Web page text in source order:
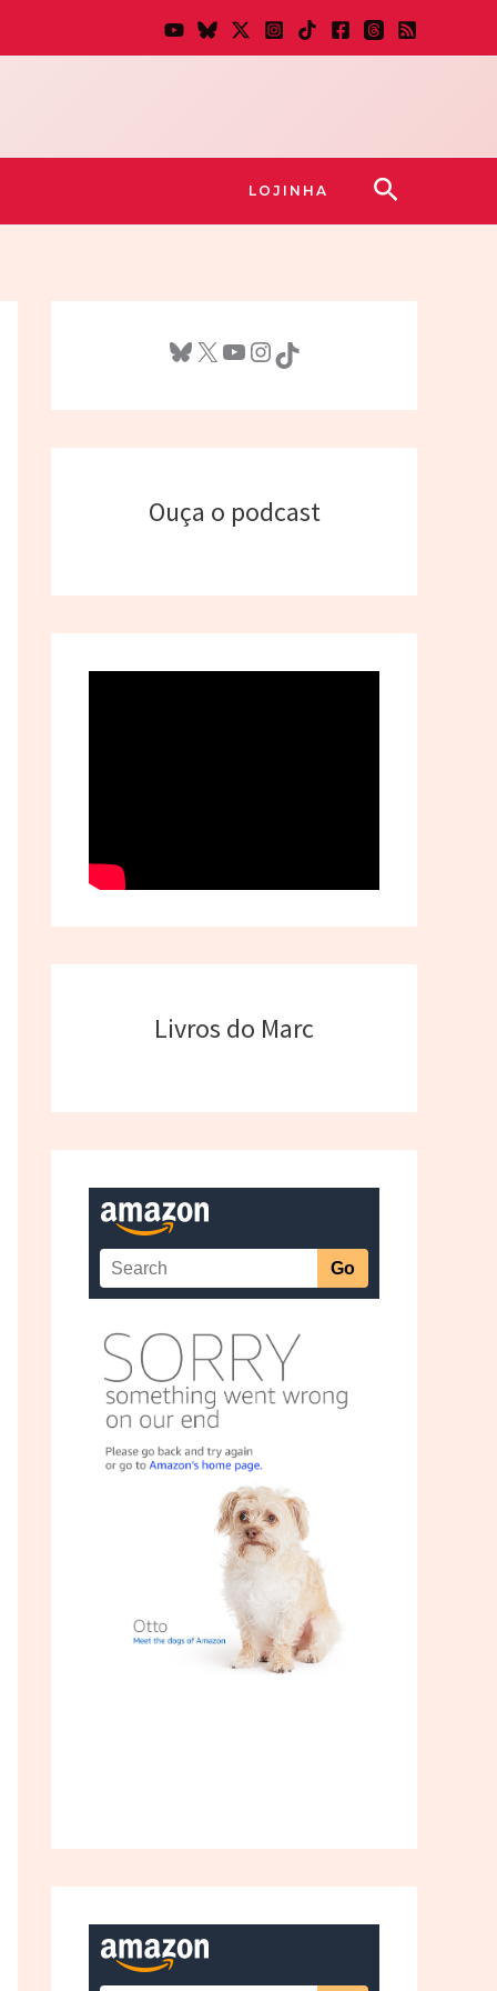
LOJINHA Pesquisar
Bluesky X Youtube InstagramTikTok
Ouça o podcast
Livros do Marc